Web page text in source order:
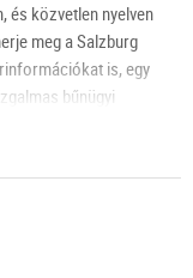
és közvetlen nyelven
meg a Salzburg
is, egy
bűnügyi
városi háttérképe előtt.
ÖRÖKSÉGE
városépítészeti
az 16. és a 17.
reformok